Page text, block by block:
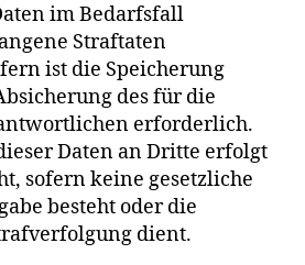
im Bedarfsfall
Straftaten
ist die Speicherung
des für die
erforderlich.
Daten an Dritte erfolgt
sofern keine gesetzliche
besteht oder die
dient.